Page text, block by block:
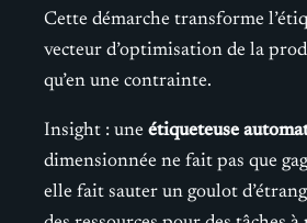
Cette démarche transforme
vecteur d’optimisation de la
qu’en une contrainte.
Insight : une étiqueteuse
dimensionnée ne fait pas que
elle fait sauter un goulot